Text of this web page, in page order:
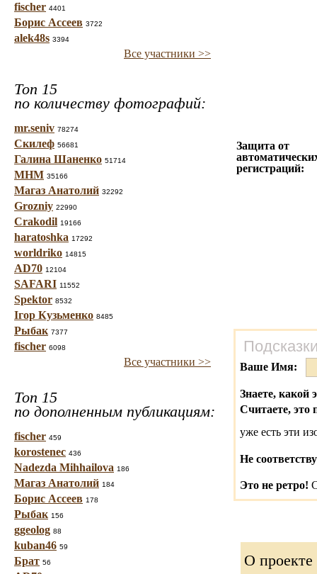
fischer 4401
Борис Ассеев 3722
alek48s 3394
Все участники >>
Топ 15
по количеству фотографий:
mr.seniv 78274
Скилеф 56681
Галина Шаненко 51714
МНМ 35166
Магаз Анатолий 32292
Grozniy 22990
Crakodil 19166
haratoshka 17292
worldriko 14815
AD70 12104
SAFARI 11552
Spektor 8532
Ігор Кузьменко 8485
Рыбак 7377
fischer 6098
Все участники >>
Топ 15
по дополненным публикациям:
fischer 459
korostenec 436
Nadezda Mihhailova 186
Магаз Анатолий 184
Борис Ассеев 178
Рыбак 156
ggeolog 88
kuban46 59
Брат 56
Защита от
регистраций:
Ваше Имя:
Знаете, какой
Считаете, это
уже есть эти
Не
Это не ретро!
О проекте